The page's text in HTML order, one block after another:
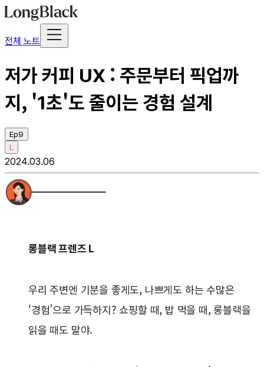
전체 노트
저가 커피 UX : 주문부터 픽업까
지, '1초'도 줄이는 경험 설계
Ep9
L
2024.03.06
롱블랙 프렌즈 L
우리 주변엔 기분을 좋게도, 나쁘게도 하는 수많은
‘경험’으로 가득하지? 쇼핑할 때, 밥 먹을 때, 롱블랙을
읽을 때도 말야.